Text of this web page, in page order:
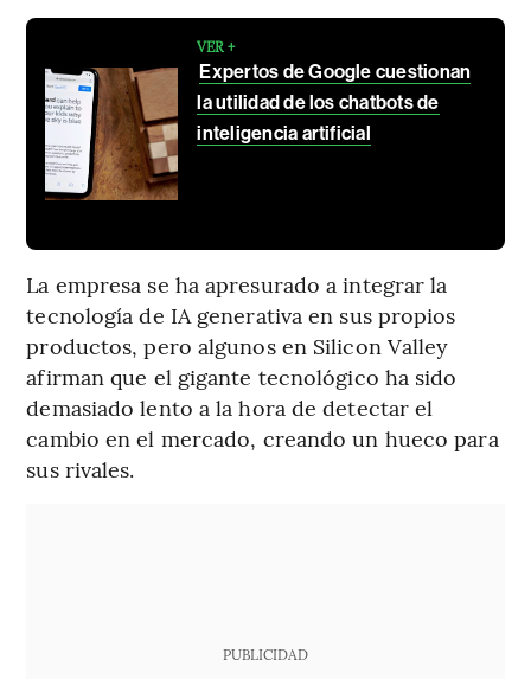
VER +
Expertos de Google cuestionan
la utilidad de los chatbots de
inteligencia artificial
La empresa se ha apresurado a integrar la
tecnología de IA generativa en sus propios
productos, pero algunos en Silicon Valley
afirman que el gigante tecnológico ha sido
demasiado lento a la hora de detectar el
cambio en el mercado, creando un hueco para
sus rivales.
PUBLICIDAD